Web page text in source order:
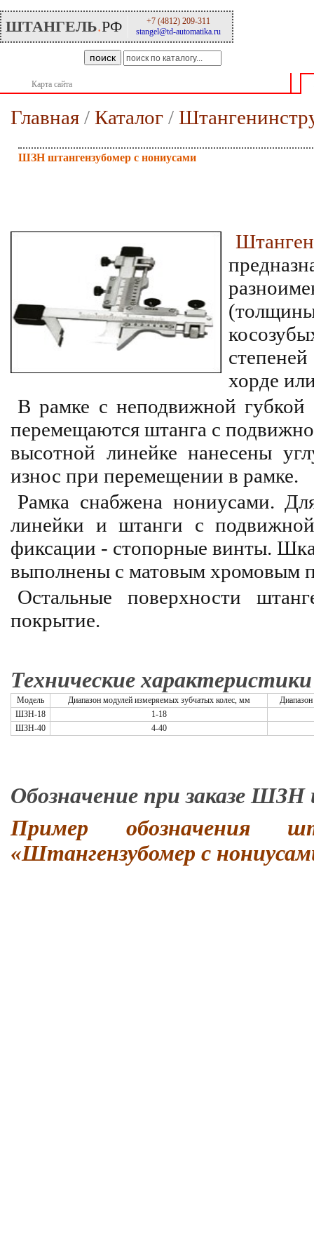
ШТАНГЕЛЬ.РФ
+7 (4812) 209-311
stangel@td-automatika.ru
поиск
Карта сайта
Главная / Каталог /
ШЗН штангензубомер с нониусами
хорде
В рамке с неподвижной губкой
перемещаются штанга с
выcотной линейке нанесены
износ при перемещении в рамке.
Рамка снабжена нониусами.
линейки и штанги с
фиксации - стопорные винты.
выполнены с матовым хромовым
Oстальные поверхности
покрытие.
Технические
Модель Диапазон модулей измеряемых зубчатых колес, мм
ШЗН-18
1-18
ШЗН-40
4-40
Обозначение при заказе
Пример обозначения
«Штангензубомер с